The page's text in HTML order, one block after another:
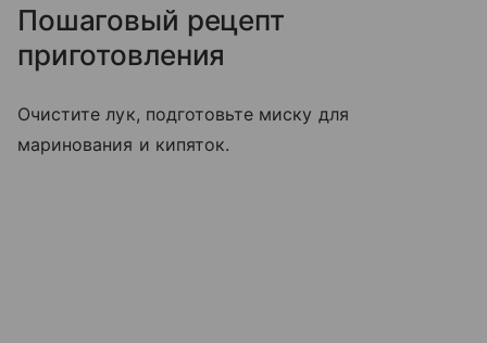
Пошаговый рецепт
приготовления
Очистите лук, подготовьте миску для
маринования и кипяток.